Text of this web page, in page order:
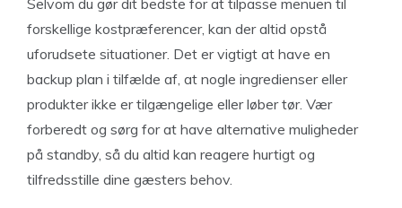
Selvom du gør dit bedste for at tilpasse menuen til
forskellige kostpræferencer, kan der altid opstå
uforudsete situationer. Det er vigtigt at have en
backup plan i tilfælde af, at nogle ingredienser eller
produkter ikke er tilgængelige eller løber tør. Vær
forberedt og sørg for at have alternative muligheder
på standby, så du altid kan reagere hurtigt og
tilfredsstille dine gæsters behov.